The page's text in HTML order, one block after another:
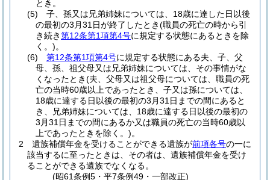
とき。
(5)
子、孫又は兄弟姉妹については、18歳に達した日以後
の最初の3月31日が終了したとき(職員の死亡の時から引
き続き第12条第1項第4号に規定する状態にあるときを除
く。)。
(6)
第12条第1項第4号に規定する状態にある夫、子、父
母、孫、祖父母又は兄弟姉妹については、その事情がな
くなったとき(夫、父母又は祖父母については、職員の死
亡の当時60歳以上であったとき、子又は孫については、
18歳に達する日以後の最初の3月31日までの間にあると
き、兄弟姉妹については、18歳に達する日以後の最初の
3月31日までの間にあるか又は職員の死亡の当時60歳以
上であったときを除く。)。
2
遺族補償年金を受けることができる遺族が前項各号の一に
該当するに至ったときは、その者は、遺族補償年金を受け
ることができる遺族でなくなる。
(昭61条例5・平7条例49・一部改正)